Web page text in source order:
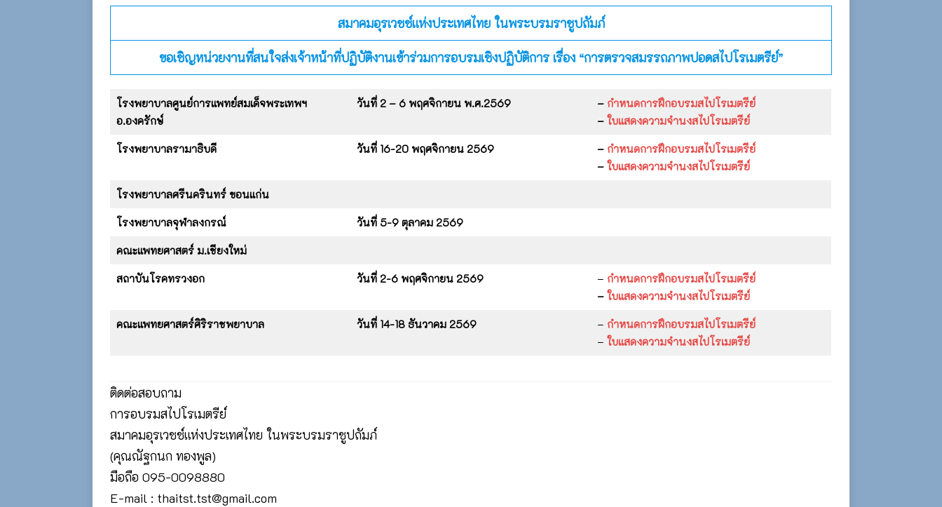
สมาคมอุรเวชช์แห่งประเทศไทย ในพระบรมราชูปถัมภ์
ขอเชิญหน่วยงานที่สนใจส่งเจ้าหน้าที่ปฏิบัติงานเข้าร่วมการอบรมเชิงปฏิบัติการ เรื่อง “การตรวจสมรรถภาพปอดสไปโรเมตรีย์”
โรงพยาบาลศูนย์การแพทย์สมเด็จพระเทพฯ
อ.องครักษ์
วันที่ 2 – 6 พฤศจิกายน พ.ศ.2569 – กำหนดการฝึกอบรมสไปโรเมตรีย์
– ใบแสดงความจำนงสไปโรเมตรีย์
โรงพยาบาลรามาธิบดี
วันที่ 16-20 พฤศจิกายน 2569 – กำหนดการฝึกอบรมสไปโรเมตรีย์
– ใบแสดงความจำนงสไปโรเมตรีย์
โรงพยาบาลศรีนครินทร์ ขอนแก่น
โรงพยาบาลจุฬาลงกรณ์
วันที่ 5-9 ตุลาคม 2569
คณะแพทยศาสตร์ ม.เชียงใหม่
สถาบันโรคทรวงอก
วันที่ 2-6 พฤศจิกายน 2569 – กำหนดการฝึกอบรมสไปโรเมตรีย์
– ใบแสดงความจำนงสไปโรเมตรีย์
คณะแพทยศาสตร์ศิริราชพยาบาล
วันที่ 14-18 ธันวาคม 2569 – กำหนดการฝึกอบรมสไปโรเมตรีย์
– ใบแสดงความจำนงสไปโรเมตรีย์
ติดต่อสอบถาม
การอบรมสไปโรเมตรีย์
สมาคมอุรเวชช์แห่งประเทศไทย ในพระบรมราชูปถัมภ์
(คุณณัฐกนก ทองพูล)
มือถือ 095-0098880
E-mail : thaitst.tst@gmail.com